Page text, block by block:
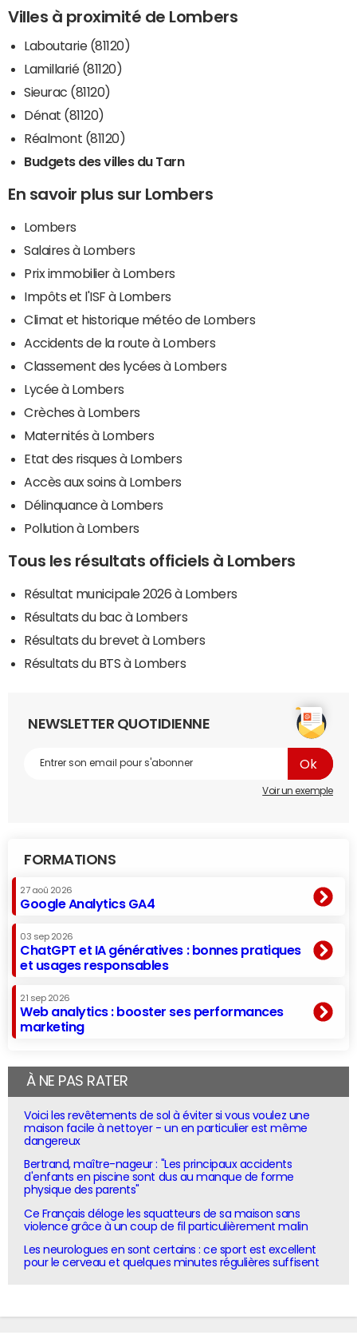
Villes à proximité de Lombers
Laboutarie (81120)
Lamillarié (81120)
Sieurac (81120)
Dénat (81120)
Réalmont (81120)
Budgets des villes du Tarn
En savoir plus sur Lombers
Lombers
Salaires à Lombers
Prix immobilier à Lombers
Impôts et l'ISF à Lombers
Climat et historique météo de Lombers
Accidents de la route à Lombers
Classement des lycées à Lombers
Lycée à Lombers
Crèches à Lombers
Maternités à Lombers
Etat des risques à Lombers
Accès aux soins à Lombers
Délinquance à Lombers
Pollution à Lombers
Tous les résultats officiels à Lombers
Résultat municipale 2026 à Lombers
Résultats du bac à Lombers
Résultats du brevet à Lombers
Résultats du BTS à Lombers
NEWSLETTER QUOTIDIENNE
Voir un exemple
FORMATIONS
27 aoû 2026
Google Analytics GA4
03 sep 2026
ChatGPT et IA génératives : bonnes pratiques
et usages responsables
21 sep 2026
Web analytics : booster ses performances
marketing
À NE PAS RATER
Voici les revêtements de sol à éviter si vous voulez une
maison facile à nettoyer - un en particulier est même
dangereux
Bertrand, maître-nageur : "Les principaux accidents
d'enfants en piscine sont dus au manque de forme
physique des parents"
Ce Français déloge les squatteurs de sa maison sans
violence grâce à un coup de fil particulièrement malin
Les neurologues en sont certains : ce sport est excellent
pour le cerveau et quelques minutes régulières suffisent